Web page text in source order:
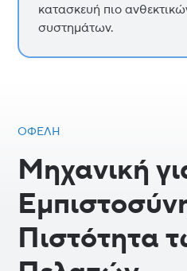
κατασκευή πιο
συστημάτων.
ΟΦΈΛΗ
Μηχανική
Πιστότητα